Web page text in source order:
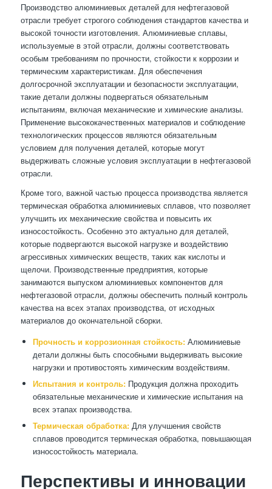
Производство алюминиевых деталей для нефтегазовой
отрасли требует строгого соблюдения стандартов качества и
высокой точности изготовления. Алюминиевые сплавы,
используемые в этой отрасли, должны соответствовать
особым требованиям по прочности, стойкости к коррозии и
термическим характеристикам. Для обеспечения
долгосрочной эксплуатации и безопасности эксплуатации,
такие детали должны подвергаться обязательным
испытаниям, включая механические и химические анализы.
Применение высококачественных материалов и соблюдение
технологических процессов являются обязательным
условием для получения деталей, которые могут
выдерживать сложные условия эксплуатации в нефтегазовой
отрасли.
Кроме того, важной частью процесса производства является
термическая обработка алюминиевых сплавов, что позволяет
улучшить их механические свойства и повысить их
износостойкость. Особенно это актуально для деталей,
которые подвергаются высокой нагрузке и воздействию
агрессивных химических веществ, таких как кислоты и
щелочи. Производственные предприятия, которые
занимаются выпуском алюминиевых компонентов для
нефтегазовой отрасли, должны обеспечить полный контроль
качества на всех этапах производства, от исходных
материалов до окончательной сборки.
Прочность и коррозионная стойкость:Алюминиевые
детали должны быть способными выдерживать высокие
нагрузки и противостоять химическим воздействиям.
Испытания и контроль:Продукция должна проходить
обязательные механические и химические испытания на
всех этапах производства.
Термическая обработка:Для улучшения свойств
сплавов проводится термическая обработка, повышающая
износостойкость материала.
Перспективы и инновации